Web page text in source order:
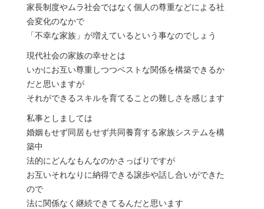
家長制度やムラ社会ではなく個人の尊重などによる社
会変化のなかで
「不幸な家族」が増えているという事なのでしょう
現代社会の家族の幸せとは
いかにお互い尊重しつつベストな関係を構築できるか
だと思いますが
それができるスキルを育てることの難しさを感じます
私事としましては
婚姻もせず同居もせず共同養育する家族システムを構
築中
法的にどんなもんなのかさっぱりですが
お互いそれなりに納得できる譲歩や話し合いができた
ので
法に関係なく継続できてるんだと思います